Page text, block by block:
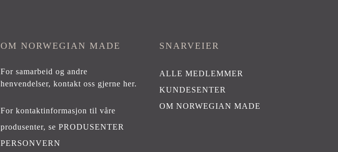
OM NORWEGIAN MADE
For samarbeid og andre
henvendelser,kontakt oss gjerne her.
For kontaktinformasjon til våre
produsenter, sePRODUSENTER
PERSONVERN
SNARVEIER
ALLE MEDLEMMER
KUNDESENTER
OM NORWEGIAN MADE